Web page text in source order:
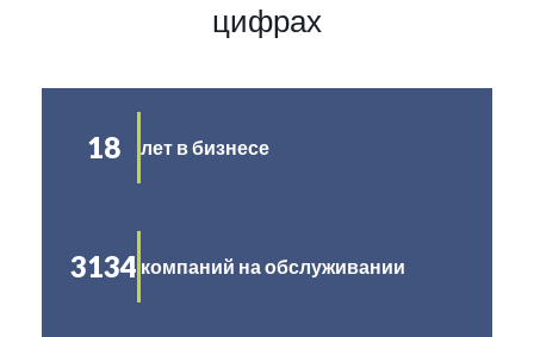
цифрах
18 лет в бизнесе
3134 компаний на обслуживании